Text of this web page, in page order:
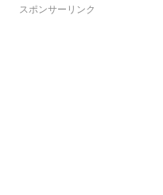
スポンサーリンク